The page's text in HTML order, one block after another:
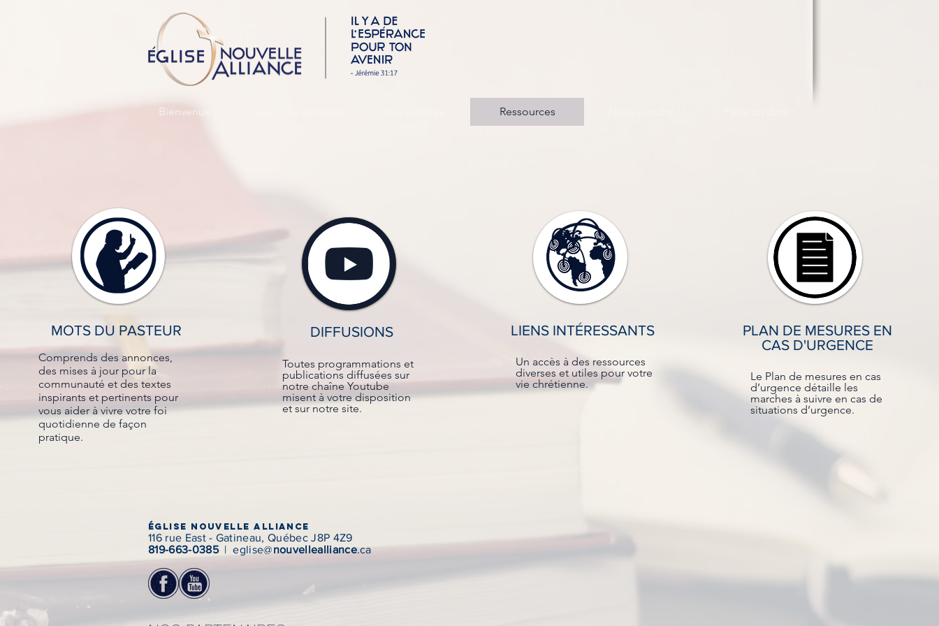
Bienvenue Ressources
MOTS DU PASTEUR
Comprends des annonces,
des mises à jour pour la
communauté et des textes
inspirants et pertinents pour
vous aider à vivre votre foi
quotidienne de façon
pratique.
DIFFUSIONS
Toutes programmations et
publications diffusées sur
notre chaîne Youtube
misent à votre disposition
et sur notre site.
LIENS INTÉRESSANTS
Un accès à des ressources
diverses et utiles pour votre
vie chrétienne.
PLAN DE MESURES EN
CAS D'URGENCE
Le Plan de mesures en cas
d’urgence détaille les
marches à suivre en cas de
situations d’urgence.
Église Nouvelle Alliance
116 rue East - Gatineau, Québec J8P 4Z9
819-663-0385 | eglise@nouvellealliance.ca